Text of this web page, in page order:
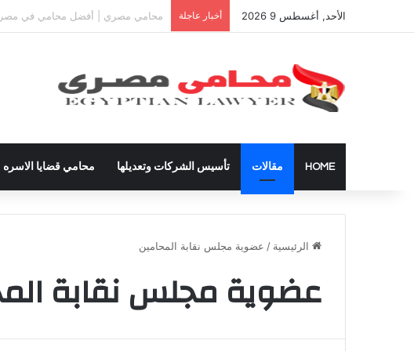
الأحد, أغسطس 9 2026 أخبار عاجلة دعوى تعيين قيم على المحكوم عليه
HOME مقالات تأسيس الشركات وتعديلها محامي قضايا الاسره
الرئيسية / عضوية مجلس نقابة المحامين
عضوية مجلس نقابة